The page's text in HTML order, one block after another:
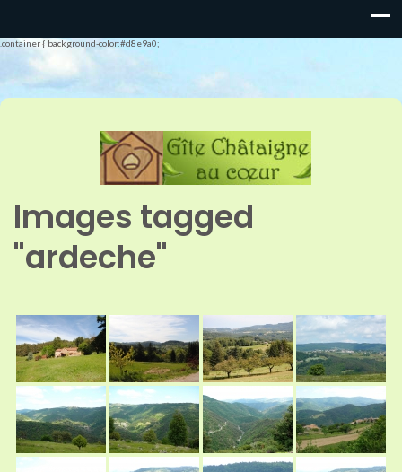
.container { background-color:#d8e9a0;
Images tagged
"ardeche"